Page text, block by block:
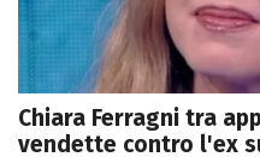
Chiara Ferragni tra
vendette contro l'ex